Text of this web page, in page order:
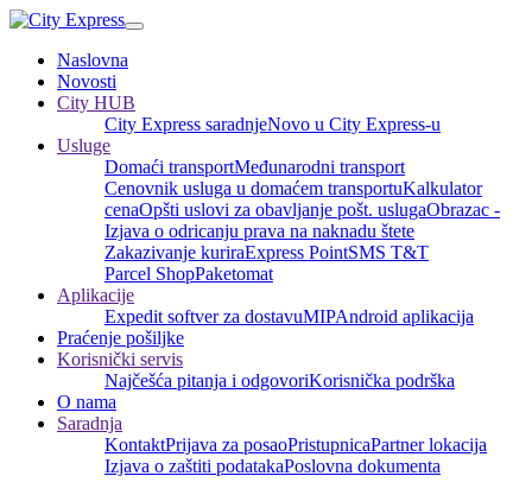
Naslovna
Novosti
City HUB
City Express saradnjeNovo u City Express-u
Usluge
Domaći transportMeđunarodni transport
Cenovnik usluga u domaćem transportuKalkulator
cenaOpšti uslovi za obavljanje pošt. uslugaObrazac -
Izjava o odricanju prava na naknadu štete
Zakazivanje kuriraExpress PointSMS T&T
Parcel ShopPaketomat
Aplikacije
Expedit softver za dostavuMIPAndroid aplikacija
Praćenje pošiljke
Korisnički servis
Najčešća pitanja i odgovoriKorisnička podrška
O nama
Saradnja
KontaktPrijava za posaoPristupnicaPartner lokacija
Izjava o zaštiti podatakaPoslovna dokumenta